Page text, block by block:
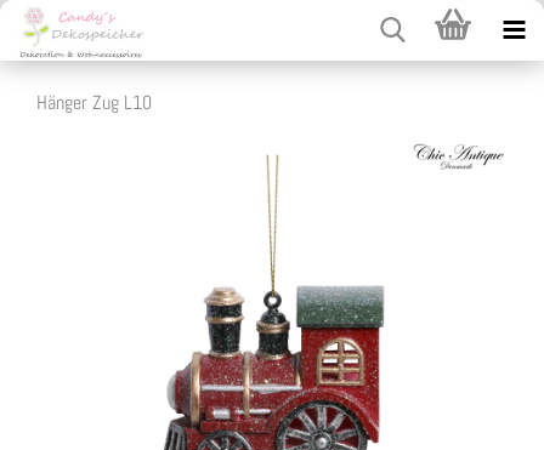
Hänger Zug L10